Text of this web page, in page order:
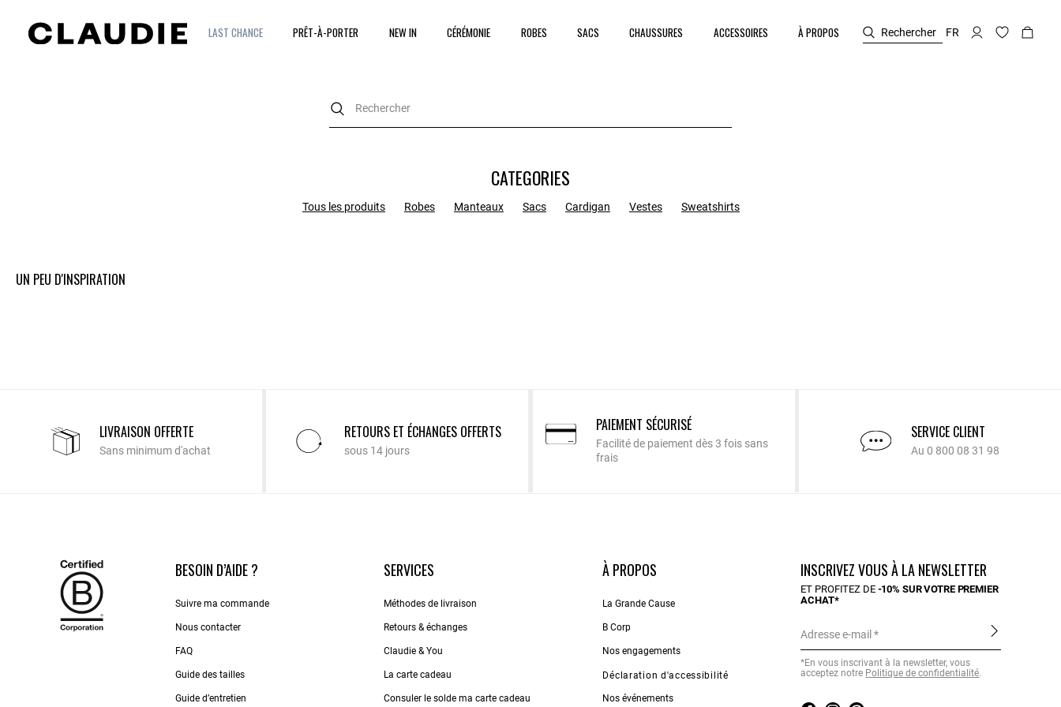
LAST CHANCE PRÊT-À-PORTER NEW IN CÉRÉMONIE ROBES SACS CHAUSSURES ACCESSOIRES À PROPOS Rechercher FR
CATEGORIES
Tous les produits Robes Manteaux Sacs Cardigan Vestes Sweatshirts
UN PEU D'INSPIRATION
LIVRAISON OFFERTE
Sans minimum d'achat
RETOURS ET ÉCHANGES OFFERTS
sous 14 jours
PAIEMENT SÉCURISÉ
Facilité de paiement dès 3 fois sans
frais
SERVICE CLIENT
Au 0 800 08 31 98
BESOIN D’AIDE ?
Suivre ma commande
Nous contacter
FAQ
Guide des tailles
Guide d’entretien
SERVICES
Méthodes de livraison
Retours & échanges
Claudie & You
La carte cadeau
Consuler le solde ma carte cadeau
À PROPOS
La Grande Cause
B Corp
Nos engagements
Déclaration d'accessibilité
Nos événements
INSCRIVEZ VOUS À LA NEWSLETTER
ET PROFITEZ DE -10% SUR VOTRE PREMIER
ACHAT*
Adresse e-mail
*En vous inscrivant à la newsletter, vous
acceptez notre Politique de confidentialité.